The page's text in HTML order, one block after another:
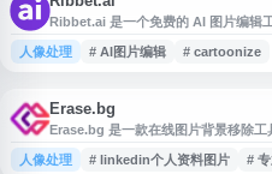
Ribbet.ai 是一个免费的 AI 图片编辑
上色、Deep Dream 风格化、图片放
操作简单，适合用于快速处理照片、
人像处理 # AI图片编辑 # cartoonize
Erase.bg
Erase.bg 是一款在线图片背景移除
背景处理为透明背景，也支持用于白
商品图制作。用户可通过网页快速上
人像处理 # linkedin个人资料图片 #